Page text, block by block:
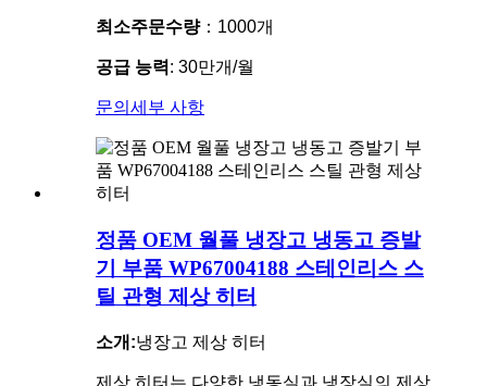
최소주문수량：1000개
공급 능력: 30만개/월
문의 세부 사항
정품 OEM 월풀 냉장고 냉동고 증발
기 부품 WP67004188 스테인리스 스
틸 관형 제상 히터
소개:냉장고 제상 히터
제상 히터는 다양한 냉동실과 냉장실의 제상